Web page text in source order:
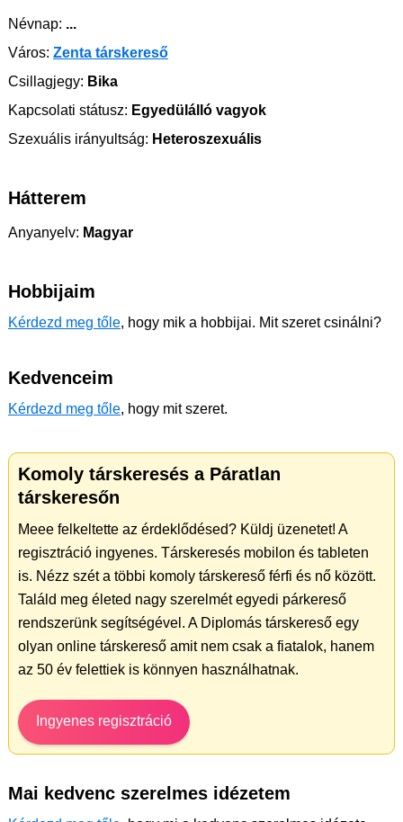
Névnap: ...
Város: Zenta társkereső
Csillagjegy: Bika
Kapcsolati státusz: Egyedülálló vagyok
Szexuális irányultság: Heteroszexuális
Hátterem
Anyanyelv: Magyar
Hobbijaim
Kérdezd meg tőle, hogy mik a hobbijai. Mit szeret csinálni?
Kedvenceim
Kérdezd meg tőle, hogy mit szeret.
Komoly társkeresés a Páratlan
társkeresőn
Meee felkeltette az érdeklődésed? Küldj üzenetet! A
regisztráció ingyenes. Társkeresés mobilon és tableten
is. Nézz szét a többi komoly társkereső férfi és nő között.
Találd meg életed nagy szerelmét egyedi párkereső
rendszerünk segítségével. A Diplomás társkereső egy
olyan online társkereső amit nem csak a fiatalok, hanem
az 50 év felettiek is könnyen használhatnak.
Ingyenes regisztráció
Mai kedvenc szerelmes idézetem